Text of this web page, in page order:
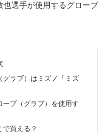
也選手が使用するグローブ
グラブ）はミズノ「ミズ
ーブ（グラブ）を使用す
で買える？